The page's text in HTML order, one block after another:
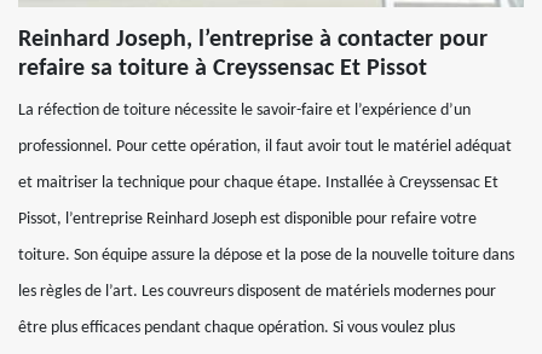
Reinhard Joseph, l’entreprise à contacter pour
refaire sa toiture à Creyssensac Et Pissot
La réfection de toiture nécessite le savoir-faire et l’expérience d’un
professionnel. Pour cette opération, il faut avoir tout le matériel adéquat
et maitriser la technique pour chaque étape. Installée à Creyssensac Et
Pissot, l’entreprise Reinhard Joseph est disponible pour refaire votre
toiture. Son équipe assure la dépose et la pose de la nouvelle toiture dans
les règles de l’art. Les couvreurs disposent de matériels modernes pour
être plus efficaces pendant chaque opération. Si vous voulez plus